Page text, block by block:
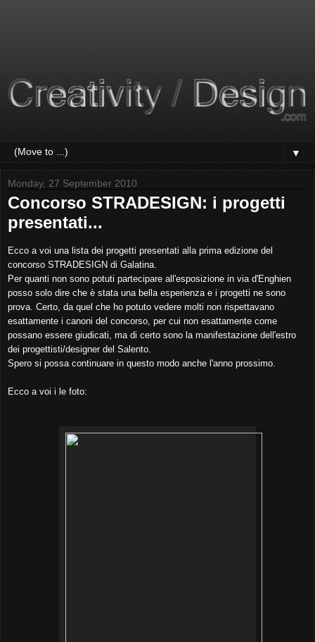
▼
Monday, 27 September 2010
Concorso STRADESIGN: i progetti
presentati...
Ecco a voi una lista dei progetti presentati alla prima edizione del
concorso STRADESIGN di Galatina.
Per quanti non sono potuti partecipare all'esposizione in via d'Enghien
posso solo dire che è stata una bella esperienza e i progetti ne sono
prova. Certo, da quel che ho potuto vedere molti non rispettavano
esattamente i canoni del concorso, per cui non esattamente come
possano essere giudicati, ma di certo sono la manifestazione dell'estro
dei progettisti/designer del Salento.
Spero si possa continuare in questo modo anche l'anno prossimo.
Ecco a voi i le foto: